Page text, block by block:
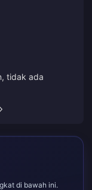
tidak ada
di bawah ini.